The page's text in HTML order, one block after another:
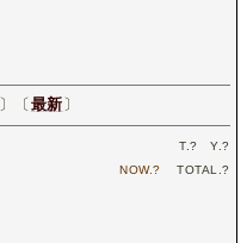
〕〔 最新 〕
T.? Y.?
NOW.? TOTAL.?